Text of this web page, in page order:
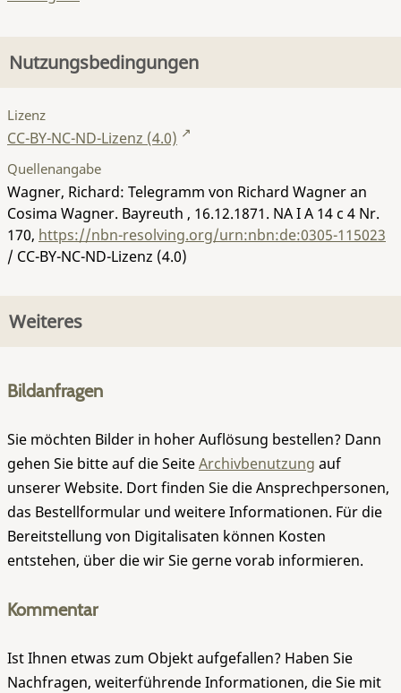
Nutzungsbedingungen
Lizenz
CC-BY-NC-ND-Lizenz (4.0)
Quellenangabe
Wagner, Richard: Telegramm von Richard Wagner an
Cosima Wagner. Bayreuth , 16.12.1871. NA I A 14 c 4 Nr.
170, https://nbn-resolving.org/urn:nbn:de:0305-115023
/ CC-BY-NC-ND-Lizenz (4.0)
Weiteres
Bildanfragen
Sie möchten Bilder in hoher Auflösung bestellen? Dann
gehen Sie bitte auf die SeiteArchivbenutzung auf
unserer Website. Dort finden Sie die Ansprechpersonen,
das Bestellformular und weitere Informationen. Für die
Bereitstellung von Digitalisaten können Kosten
entstehen, über die wir Sie gerne vorab informieren.
Kommentar
Ist Ihnen etwas zum Objekt aufgefallen? Haben Sie
Nachfragen, weiterführende Informationen, die Sie mit